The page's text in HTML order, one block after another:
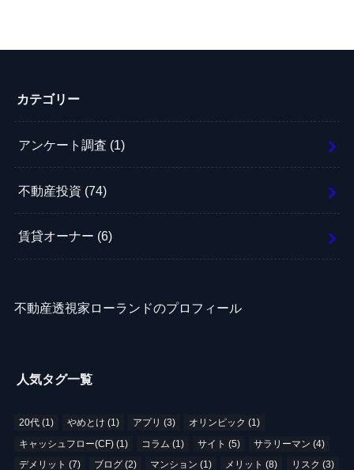
カテゴリー
アンケート調査 (1)
不動産投資 (74)
賃貸オーナー (6)
不動産透視家ローランドのプロフィール
人気タグ一覧
20代(1) やめとけ (1) アプリ (3) オリンピック (1)
キャッシュフロー(CF)(1) コラム (1) サイト (5) サラリーマン (4)
デメリット (7) ブログ (2) マンション (1) メリット (8) リスク (3)